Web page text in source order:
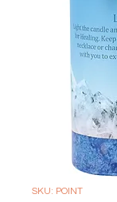
SKU: POINT